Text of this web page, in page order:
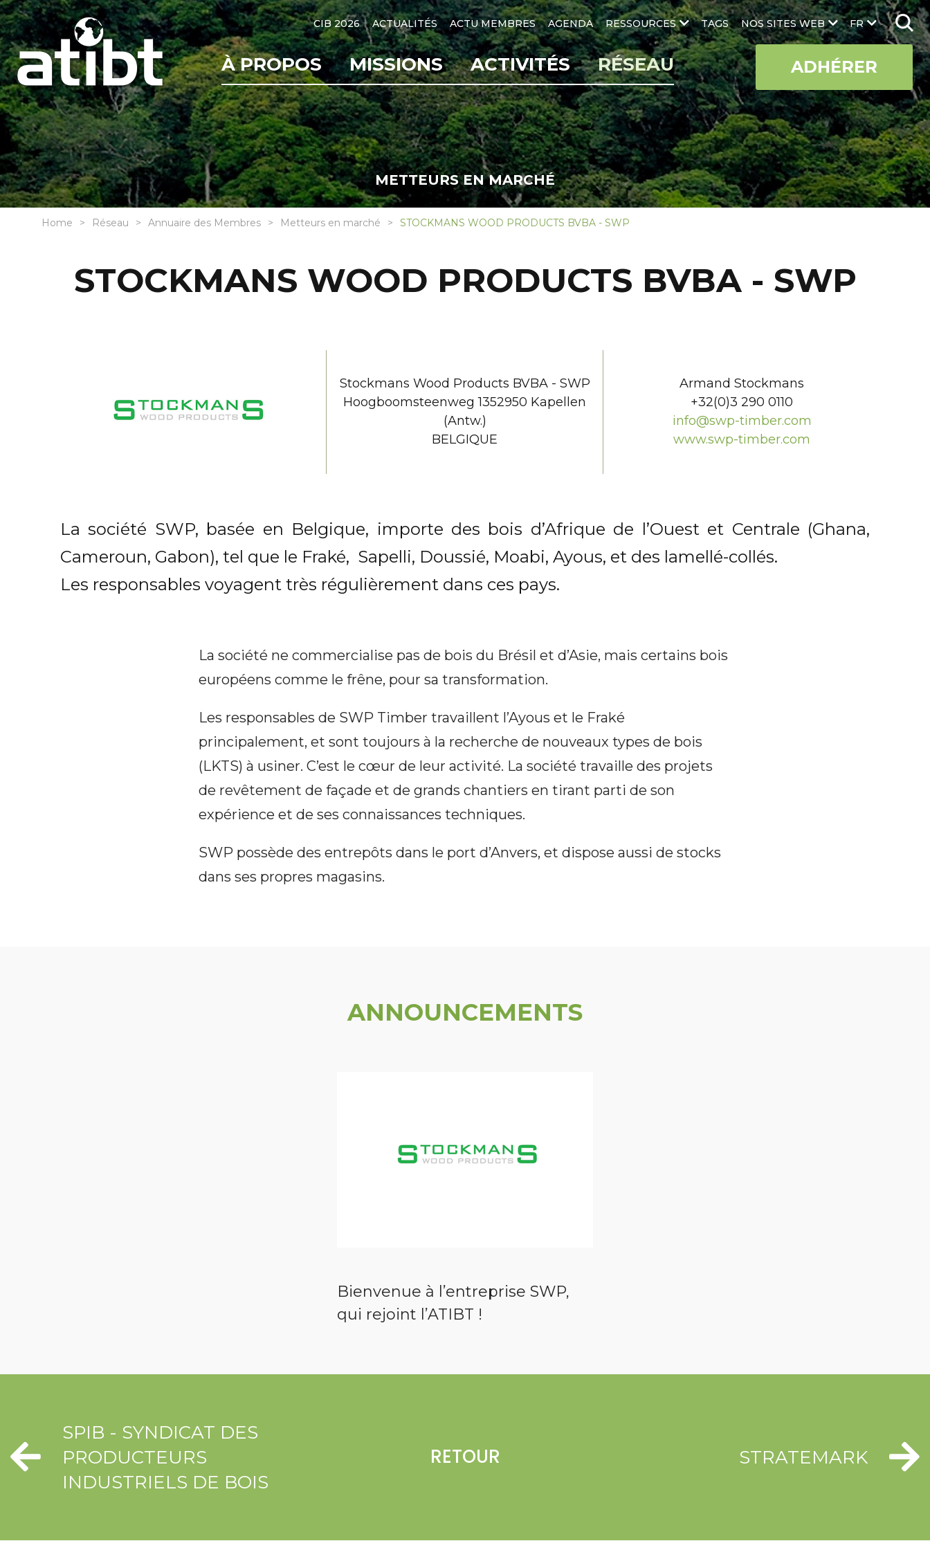
FR
CIB 2026 ACTUALITÉS ACTU MEMBRES AGENDA RESSOURCES TAGS NOS SITES WEB
À PROPOS MISSIONS ACTIVITÉS RÉSEAU ADHÉRER
METTEURS EN MARCHÉ
Home Réseau Annuaire des Membres Metteurs en marché STOCKMANS WOOD PRODUCTS BVBA - SWP
STOCKMANS WOOD PRODUCTS BVBA - SWP
Stockmans Wood Products BVBA - SWP
Hoogboomsteenweg 1352950 Kapellen
(Antw.)
BELGIQUE
Armand Stockmans
+32(0)3 290 0110
info@swp-timber.com
www.swp-timber.com
La société SWP, basée en Belgique, importe des bois d’Afrique de l’Ouest et Centrale (Ghana,
Cameroun, Gabon), tel que le Fraké, Sapelli, Doussié, Moabi, Ayous, et des lamellé-collés.
Les responsables voyagent très régulièrement dans ces pays.
La société ne commercialise pas de bois du Brésil et d’Asie, mais certains bois
européens comme le frêne, pour sa transformation.
Les responsables de SWP Timber travaillent l’Ayous et le Fraké
principalement, et sont toujours à la recherche de nouveaux types de bois
(LKTS) à usiner. C’est le cœur de leur activité. La société travaille des projets
de revêtement de façade et de grands chantiers en tirant parti de son
expérience et de ses connaissances techniques.
SWP possède des entrepôts dans le port d’Anvers, et dispose aussi de stocks
dans ses propres magasins.
ANNOUNCEMENTS
Bienvenue à l’entreprise SWP,
qui rejoint l’ATIBT !
SPIB - SYNDICAT DES
PRODUCTEURS
INDUSTRIELS DE BOIS
RETOUR STRATEMARK